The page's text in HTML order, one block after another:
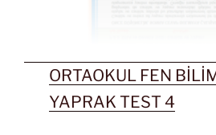
ORTAOKUL FEN
YAPRAK TEST 4